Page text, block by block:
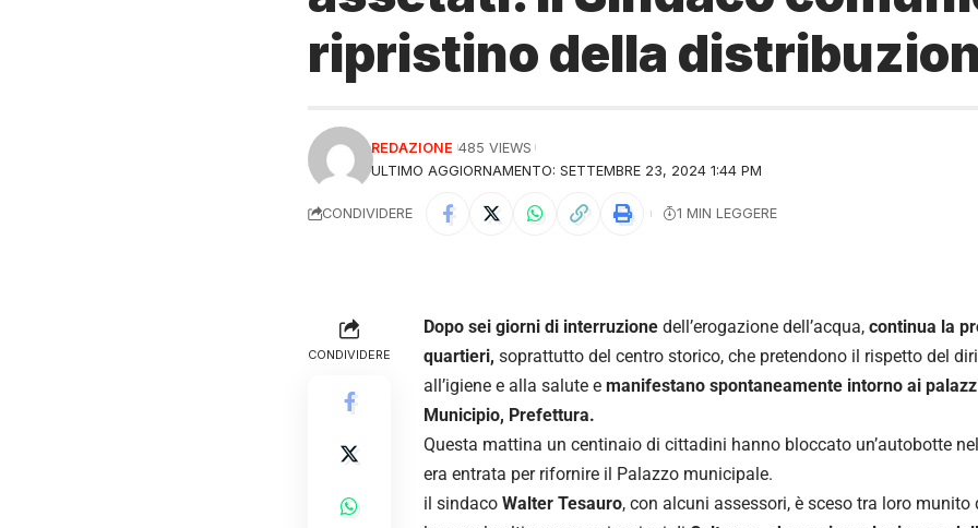
ripristino della
ULTIMO AGGIORNAMENTO: SETTEMBRE 23, 2024 1:44 PM
REDAZIONE 485 VIEWS
CONDIVIDERE 1 MIN LEGGERE
CONDIVIDERE
Dopo sei giorni di interruzione dell’erogazione dell’acqua, continua la
quartieri, soprattutto del centro storico, che pretendono il rispetto del
all’igiene e alla salute e manifestano spontaneamente intorno ai
Municipio, Prefettura.
Questa mattina un centinaio di cittadini hanno bloccato un’autobotte
era entrata per rifornire il Palazzo municipale.
il sindaco Walter Tesauro, con alcuni assessori, è sceso tra loro munito